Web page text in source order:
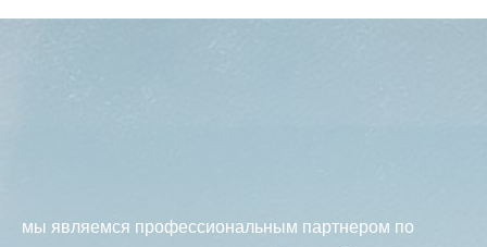
мы являемся профессиональным партнером по